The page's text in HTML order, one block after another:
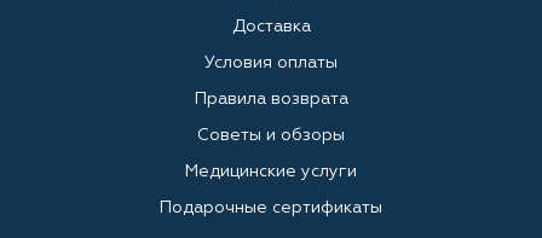
Доставка
Условия оплаты
Правила возврата
Советы и обзоры
Медицинские услуги
Подарочные сертификаты